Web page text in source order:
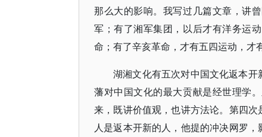
那么大的影响。我写过几篇文章，讲
军；有了湘军集团，以后才有洋务运
命；有了辛亥革命，才有五四运动，才
湖湘文化有五次对中国文化返本
藩对中国文化的最大贡献是经世理学
来，既讲价值观，也讲方法论。第四
人是返本开新的人，他提的冲决网罗